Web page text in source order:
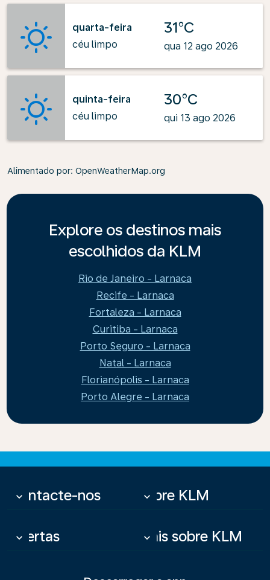
quarta-feira
céu limpo
31°C
qua 12 ago 2026
quinta-feira
céu limpo
30°C
qui 13 ago 2026
Alimentado por: OpenWeatherMap.org
Explore os destinos mais
escolhidos da KLM
Rio de Janeiro - Larnaca
Recife - Larnaca
Fortaleza - Larnaca
Curitiba - Larnaca
Porto Seguro - Larnaca
Natal - Larnaca
Florianópolis - Larnaca
Porto Alegre - Larnaca
Contacte-nos
keyboard_arrow_down Sobre KLM
keyboard_arrow_down
Ofertas
keyboard_arrow_down Mais sobre KLM
keyboard_arrow_down